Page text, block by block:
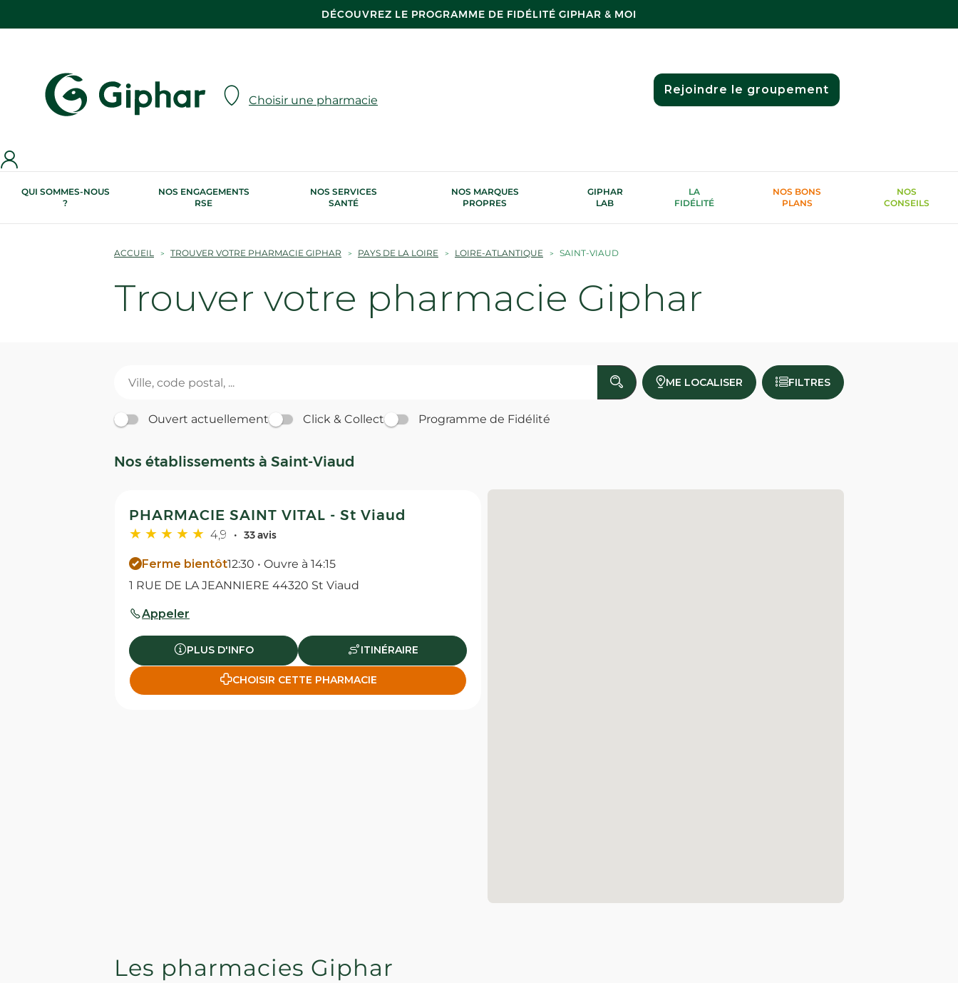
DÉCOUVREZ LE PROGRAMME DE FIDÉLITÉ GIPHAR & MOI
Choisir une pharmacie
Rejoindre le groupement
QUI SOMMES-NOUS
?
NOS ENGAGEMENTS
RSE
NOS SERVICES
SANTÉ
NOS MARQUES
PROPRES
GIPHAR
LAB
LA
FIDÉLITÉ
NOS BONS
PLANS
NOS
CONSEILS
ACCUEIL TROUVER VOTRE PHARMACIE GIPHAR PAYS DE LA LOIRE LOIRE-ATLANTIQUE SAINT-VIAUD
Trouver votre pharmacie Giphar
ME LOCALISER FILTRES
Ouvert actuellement Click & Collect Programme de Fidélité
Nos établissements à Saint-Viaud
PHARMACIE SAINT VITAL - St Viaud
4,9 33 avis
Ferme bientôt12:30 • Ouvre à 14:15
1 RUE DE LA JEANNIERE 44320 St Viaud
Appeler
PLUS D'INFO ITINÉRAIRE
CHOISIR CETTE PHARMACIE
Les pharmacies Giphar